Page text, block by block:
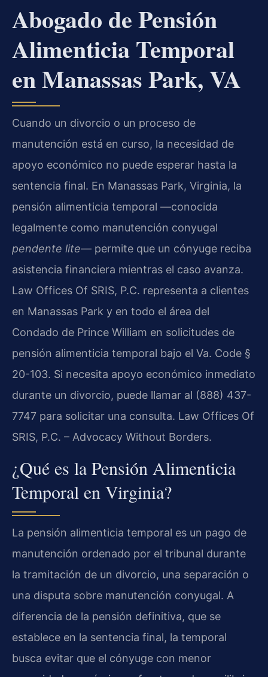
Abogado de Pensión
Alimenticia Temporal
en Manassas Park, VA
Cuando un divorcio o un proceso de
manutención está en curso, la necesidad de
apoyo económico no puede esperar hasta la
sentencia final. En Manassas Park, Virginia, la
pensión alimenticia temporal —conocida
legalmente como manutención conyugal
pendente lite— permite que un cónyuge reciba
asistencia financiera mientras el caso avanza.
Law Offices Of SRIS, P.C. representa a clientes
en Manassas Park y en todo el área del
Condado de Prince William en solicitudes de
pensión alimenticia temporal bajo el Va. Code §
20-103. Si necesita apoyo económico inmediato
durante un divorcio, puede llamar al (888) 437-
7747 para solicitar una consulta. Law Offices Of
SRIS, P.C. – Advocacy Without Borders.
¿Qué es la Pensión Alimenticia
Temporal en Virginia?
La pensión alimenticia temporal es un pago de
manutención ordenado por el tribunal durante
la tramitación de un divorcio, una separación o
una disputa sobre manutención conyugal. A
diferencia de la pensión definitiva, que se
establece en la sentencia final, la temporal
busca evitar que el cónyuge con menor